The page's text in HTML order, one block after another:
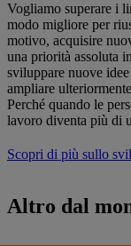
Vogliamo superare i
modo migliore per
motivo, acquisire
una priorità assoluta
sviluppare nuove
ampliare
Perché quando le
lavoro diventa più di
Scopri di più sullo
Altro dal